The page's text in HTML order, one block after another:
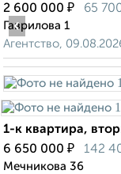
2 600 000 ₽ 65
Гаврилова 1
Агентство,
‹
1-к квартира,
6 650 000 ₽ 142
Мечникова 36